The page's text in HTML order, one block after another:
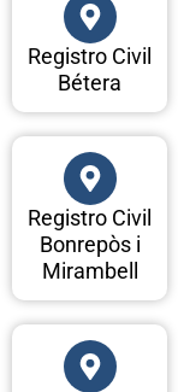
Registro Civil
Bétera
Registro Civil
Bonrepòs i
Mirambell